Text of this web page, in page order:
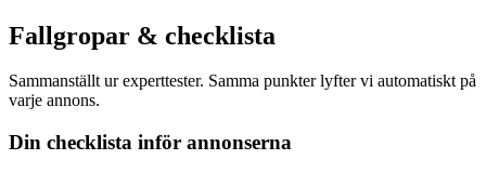
Fallgropar & checklista
Sammanställt ur experttester. Samma punkter lyfter vi automatiskt på
varje annons.
Din checklista inför annonserna